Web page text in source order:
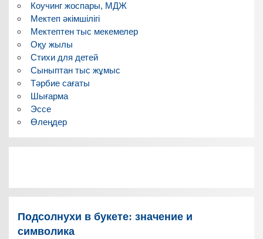
Коучинг жоспары, МДЖ
Мектеп әкімшілігі
Мектептен тыс мекемелер
Оқу жылы
Стихи для детей
Сыныптан тыс жұмыс
Тәрбие сағаты
Шығарма
Эссе
Өлеңдер
Подсолнухи в букете: значение и
символика